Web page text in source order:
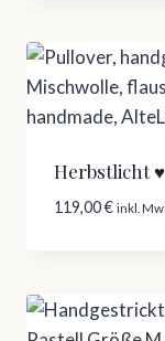
Herbstlicht
119,00€ inkl.